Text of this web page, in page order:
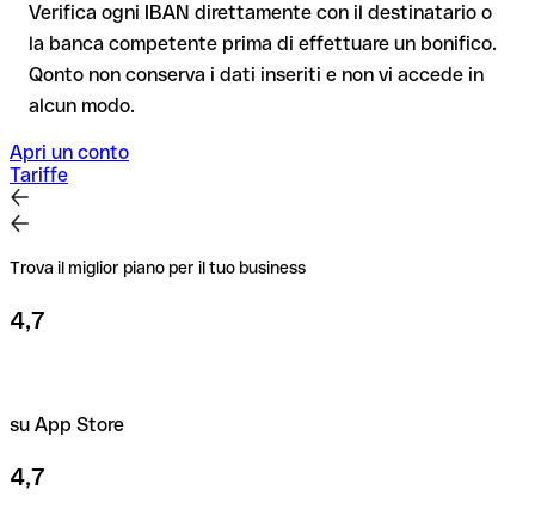
Consiglio: verifica ogni IBAN prima di un bonifico con il nostro
per importi elevati o nuovi rapporti commerciali.
Verifica ogni IBAN direttamente con il destinatario o
la banca competente prima di effettuare un bonifico.
Qonto non conserva i dati inseriti e non vi accede in
alcun modo.
Apri un conto
Tariffe
Trova il miglior piano per il tuo business
4,7
su App Store
4,7